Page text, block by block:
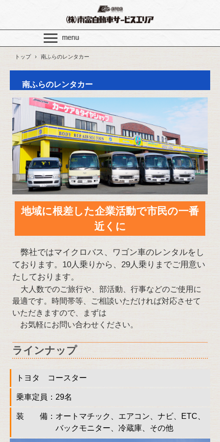
トップ › 南ふらのレンタカー
南ふらのレンタカー
地域に根差した企業活動で市民の一番
近くに
弊社ではマイクロバス、ワゴン車のレンタルをし
ております。10人乗りから、29人乗りまでご用意い
たしております。
大人数でのご旅行や、部活動、行事などのご使用に
最適です。時間帯等、ご相談いただければ対応させて
いただきますので、
まずは
お気軽にお問い合わせください。
ラインナップ
トヨタ コースター
乗車定員：29名
装 備：オートマチック、エアコン、ナビ、ETC、
バックモニター、冷蔵庫、その他